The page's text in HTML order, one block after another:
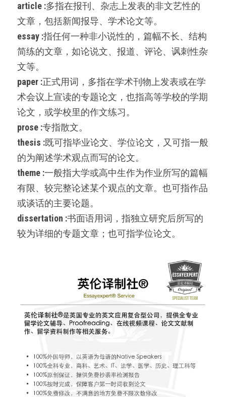
article :多指在报刊、杂志上发表的非文艺性的
文章，包括新闻报导、学术论文等。
essay :指任何一种非小说性的，篇幅不长、结构
简练的文章，如论说文、报道、评论、讽刺性杂
文等。
paper :正式用词，多指在学术刊物上发表或在学
术会议上宣读的专题论文，也指高等学校的学期
论文，或学校里的作文练习。
prose :专指散文。
thesis :既可指毕业论文、学位论文，又可指一般
的为阐述学术观点而写的论文。
theme :一般指大学或高中生作为作业所写的篇幅
有限、较完整论述某个观点的文章。也可指作品
或谈话的主要论题。
dissertation :书面语用词，指独立研究后所写的
较为详细的专题文章；也可指学位论文。